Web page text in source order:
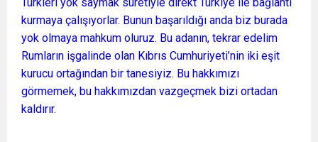
Türkleri yok saymak suretiyle direkt Türkiye ile bağlantı
kurmaya çalışıyorlar. Bunun başarıldığı anda biz burada
yok olmaya mahkum oluruz. Bu adanın, tekrar edelim
Rumların işgalinde olan Kıbrıs Cumhuriyeti’nin iki eşit
kurucu ortağından bir tanesiyiz. Bu hakkımızı
görmemek, bu hakkımızdan vazgeçmek bizi ortadan
kaldırır.